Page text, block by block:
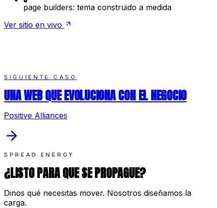
page builders: tema construido a medida
Ver sitio en vivo
SIGUIENTE CASO
UNA WEB QUE EVOLUCIONA CON EL NEGOCIO
Positive Alliances
SPREAD.ENERGY
¿LISTO PARA QUE SE PROPAGUE?
Dinos qué necesitas mover. Nosotros diseñamos la
carga.